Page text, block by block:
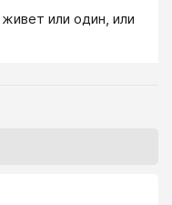
или один, или